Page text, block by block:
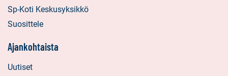
Sp-Koti Keskusyksikkö
Suosittele
Ajankohtaista
Uutiset